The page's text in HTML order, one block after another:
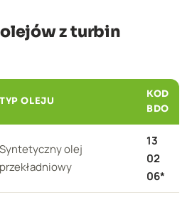
z turbin
TYP OLEJU
KOD
BDO
Syntetyczny olej
przekładniowy
13
02
06*